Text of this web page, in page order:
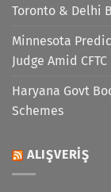
Toronto & Delhi
Minnesota
Judge Amid
Haryana Govt
Schemes
ALIŞVERIŞ